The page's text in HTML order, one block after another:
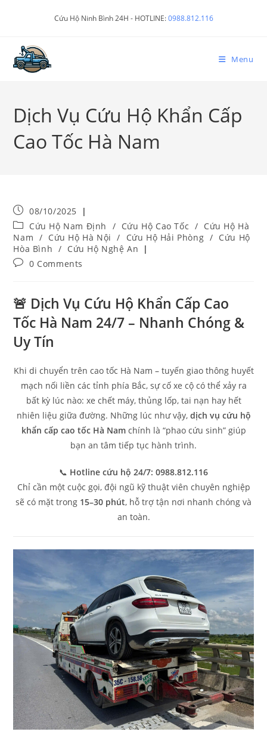
Cứu Hộ Ninh Bình 24H - HOTLINE:0988.812.116
Menu
Dịch Vụ Cứu Hộ Khẩn Cấp
Cao Tốc Hà Nam
08/10/2025
Cứu Hộ Nam Định
/ Cứu Hộ Cao Tốc / Cứu Hộ Hà
Nam / Cứu Hộ Hà Nội / Cứu Hộ Hải Phòng / Cứu Hộ
Hòa Bình / Cứu Hộ Nghệ An
0 Comments
🚨 Dịch Vụ Cứu Hộ Khẩn Cấp Cao
Tốc Hà Nam 24/7 – Nhanh Chóng &
Uy Tín
Khi di chuyển trên cao tốc Hà Nam – tuyến giao thông huyết
mạch nối liền các tỉnh phía Bắc, sự cố xe cộ có thể xảy ra
bất kỳ lúc nào: xe chết máy, thủng lốp, tai nạn hay hết
nhiên liệu giữa đường. Những lúc như vậy, dịch vụ cứu hộ
khẩn cấp cao tốc Hà Namchính là “phao cứu sinh” giúp
bạn an tâm tiếp tục hành trình.
📞 Hotline cứu hộ 24/7: 0988.812.116
Chỉ cần một cuộc gọi, đội ngũ kỹ thuật viên chuyên nghiệp
sẽ có mặt trong 15–30 phút, hỗ trợ tận nơi nhanh chóng và
an toàn.